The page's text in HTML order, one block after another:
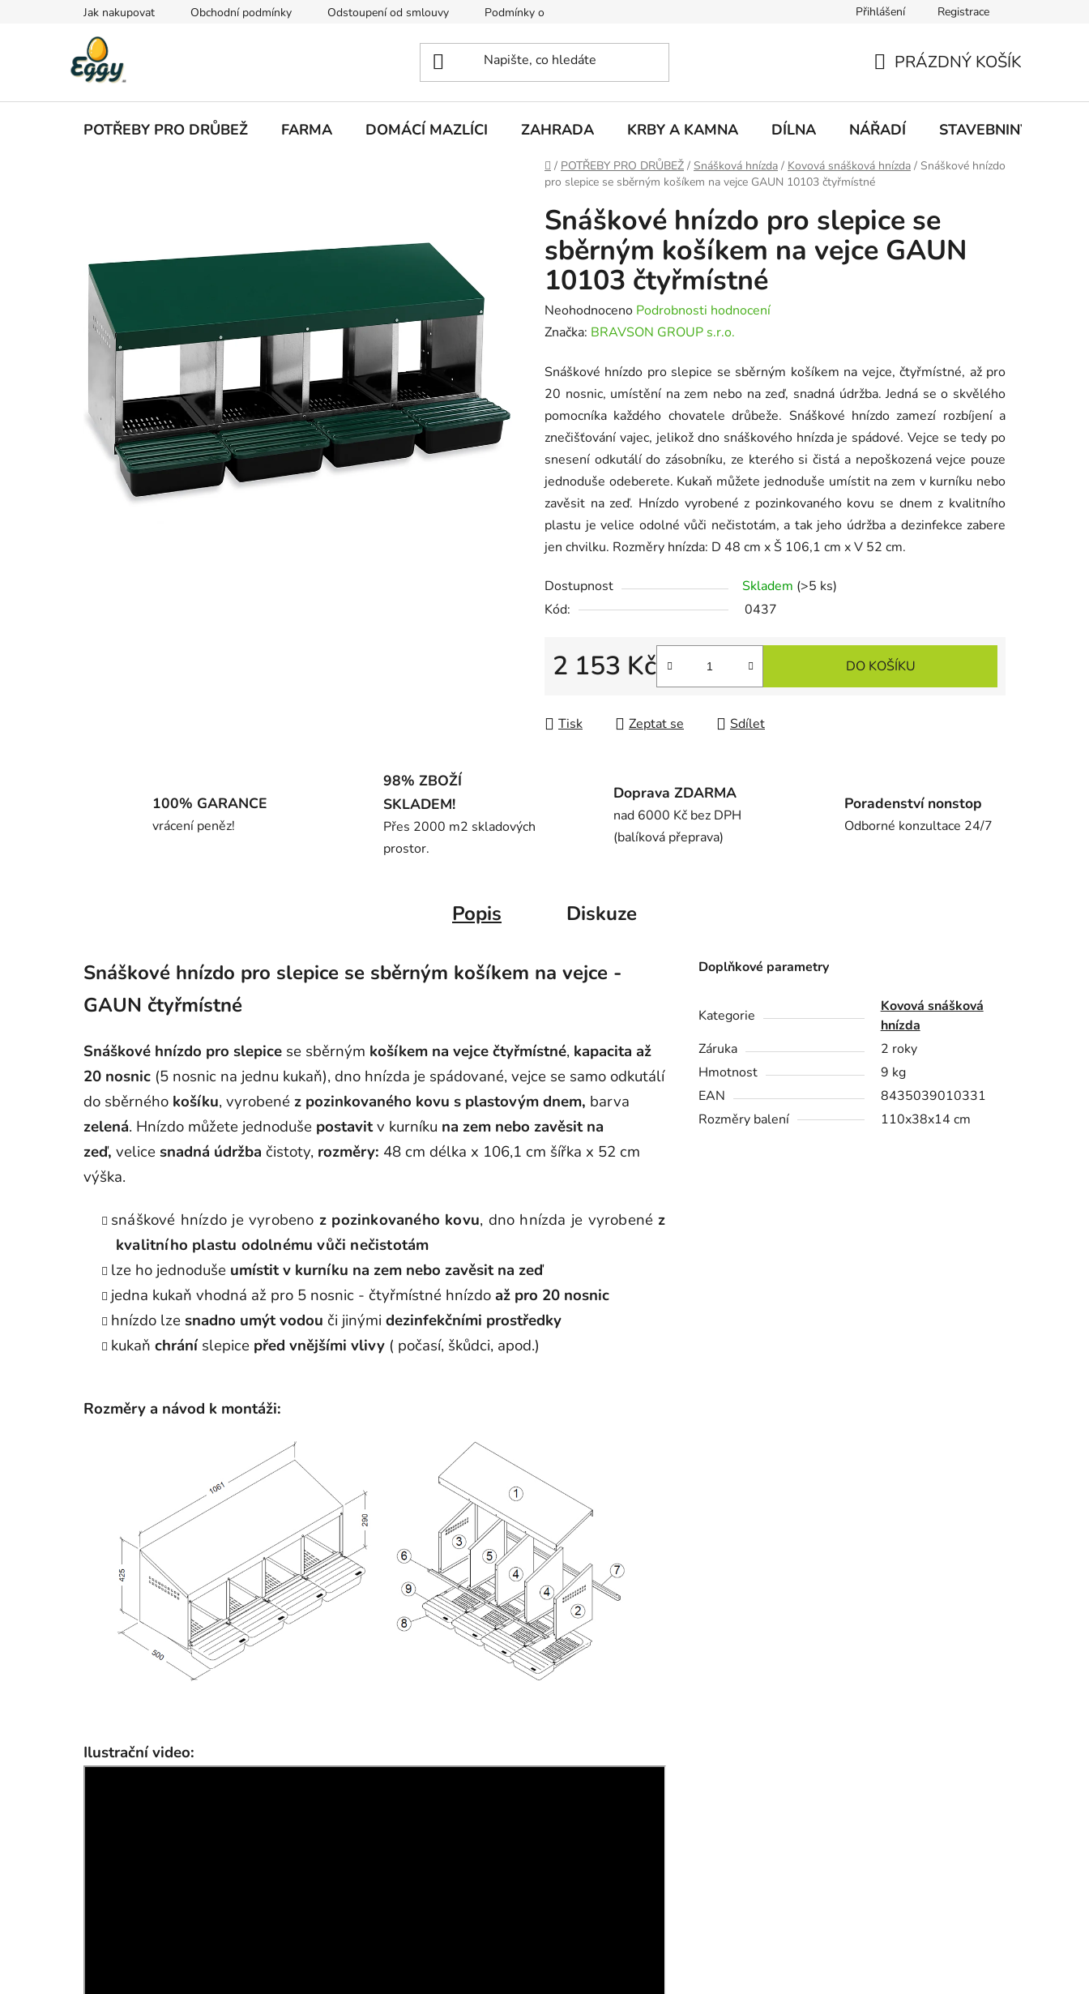
Jak nakupovat Obchodní podmínky Odstoupení od smlouvy Podmínky ochrany osobních údajů Doprava a platbaPřihlášení Registrace
KOŠÍK
PRÁZDNÝ KOŠÍK
POTŘEBY PRO DRŮBEŽ FARMA DOMÁCÍ MAZLÍCI ZAHRADA KRBY A KAMNA DÍLNA NÁŘADÍ STAVEBNINY
Domů
/ POTŘEBY PRO DRŮBEŽ / Snášková hnízda / Kovová snášková hnízda / Snáškové hnízdo
pro slepice se sběrným košíkem na vejce GAUN 10103 čtyřmístné
Snáškové hnízdo pro slepice se
sběrným košíkem na vejce GAUN
10103 čtyřmístné
Průměrné
hodnocení
je
0,0
z
5
hvězdiček.
Neohodnoceno Podrobnosti hodnocení
Značka: BRAVSON GROUP s.r.o.
Snáškové hnízdo pro slepice se sběrným košíkem na vejce, čtyřmístné, až pro
20 nosnic, umístění na zem nebo na zeď, snadná údržba. Jedná se o skvělého
pomocníka každého chovatele drůbeže. Snáškové hnízdo zamezí rozbíjení a
znečišťování vajec, jelikož dno snáškového hnízda je spádové. Vejce se tedy po
snesení odkutálí do zásobníku, ze kterého si čistá a nepoškozená vejce pouze
jednoduše odeberete. Kukaň můžete jednoduše umístit na zem v kurníku nebo
zavěsit na zeď. Hnízdo vyrobené z pozinkovaného kovu se dnem z kvalitního
plastu je velice odolné vůči nečistotám, a tak jeho údržba a dezinfekce zabere
jen chvilku. Rozměry hnízda: D 48 cm x Š 106,1 cm x V 52 cm.
Dostupnost Skladem (>5 ks)
Kód:
0437
2 153 Kč DO KOŠÍKU
Tisk Zeptat se Sdílet
100% GARANCE
vrácení peněz!
98% ZBOŽÍ
SKLADEM!
Přes 2000 m2 skladových
prostor.
Doprava ZDARMA
nad 6000 Kč bez DPH
(balíková přeprava)
Poradenství nonstop
Odborné konzultace 24/7
Popis Diskuze
Snáškové hnízdo pro slepice se sběrným košíkem na vejce -
GAUN čtyřmístné
Snáškové hnízdo pro slepice se sběrným košíkem na vejce čtyřmístné, kapacita až
20 nosnic (5 nosnic na jednu kukaň), dno hnízda je spádované, vejce se samo odkutálí
do sběrného košíku, vyrobené z pozinkovaného kovu s plastovým dnem, barva
zelená. Hnízdo můžete jednoduše postavitv kurníku na zem nebo zavěsit na
zeď, velice snadná údržba čistoty, rozměry: 48 cm délka x 106,1 cm šířka x 52 cm
výška.
snáškové hnízdo je vyrobeno z pozinkovaného kovu, dno hnízda je vyrobenéz
kvalitního plastu odolnému vůči nečistotám
lze ho jednoduše umístit v kurníku na zem nebo zavěsit na zeď
jedna kukaň vhodná až pro 5 nosnic - čtyřmístné hnízdoaž pro 20 nosnic
hnízdo lze snadno umýt vodou či jinými dezinfekčními prostředky
kukaň chráníslepice před vnějšími vlivy ( počasí, škůdci, apod.)
Rozměry a návod k montáži:
Ilustrační video:
Doplňkové parametry
Kategorie
Kovová snášková
hnízda
Záruka
2 roky
Hmotnost
9 kg
EAN
8435039010331
Rozměry balení
110x38x14 cm